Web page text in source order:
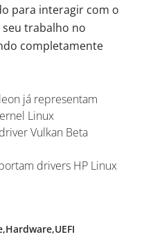
para interagir com o
trabalho no
completamente
já representam
Linux
Vulkan Beta
drivers HP Linux
Hardware UEFI